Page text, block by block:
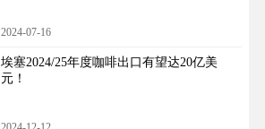
2024-07-16
埃塞2024/25年度咖啡出口有望达20亿美
元！